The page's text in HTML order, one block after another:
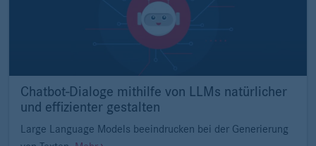
Chatbot-Dialoge mithilfe von LLMs natürlicher
und effizienter gestalten
Large Language Models beeindrucken bei der Generierung